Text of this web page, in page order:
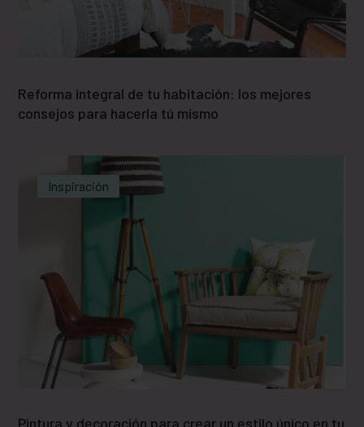
Reforma integral de tu habitación: los mejores
consejos para hacerla tú mismo
Inspiración
Pintura y decoración para crear un estilo único en tu